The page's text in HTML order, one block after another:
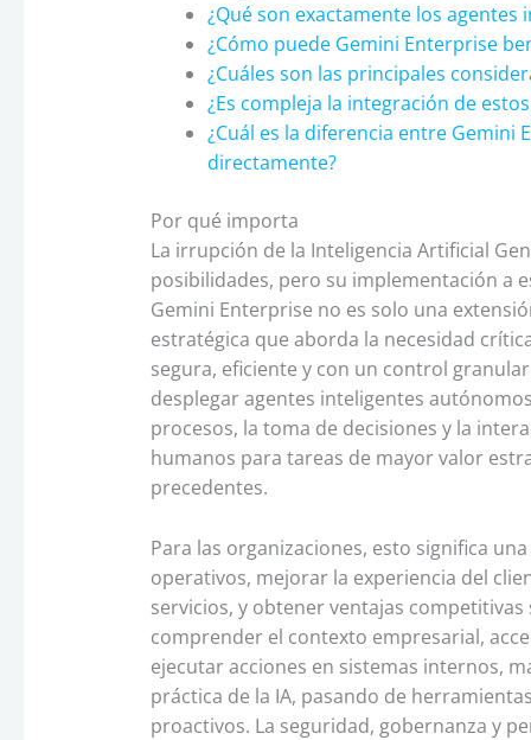
¿Qué son exactamente los
¿Cómo puede Gemini Enterprise
¿Cuáles son las principales
¿Es compleja la integración de
¿Cuál es la diferencia entre Gemini
directamente?
Por qué importa
La irrupción de la Inteligencia Artificial
posibilidades, pero su implementación a
Gemini Enterprise no es solo una
estratégica que aborda la necesidad
segura, eficiente y con un control
desplegar agentes inteligentes
procesos, la toma de decisiones y la
humanos para tareas de mayor valor
precedentes.
Para las organizaciones, esto significa
operativos, mejorar la experiencia del
servicios, y obtener ventajas
comprender el contexto empresarial,
ejecutar acciones en sistemas internos,
práctica de la IA, pasando de
proactivos. La seguridad, gobernanza y